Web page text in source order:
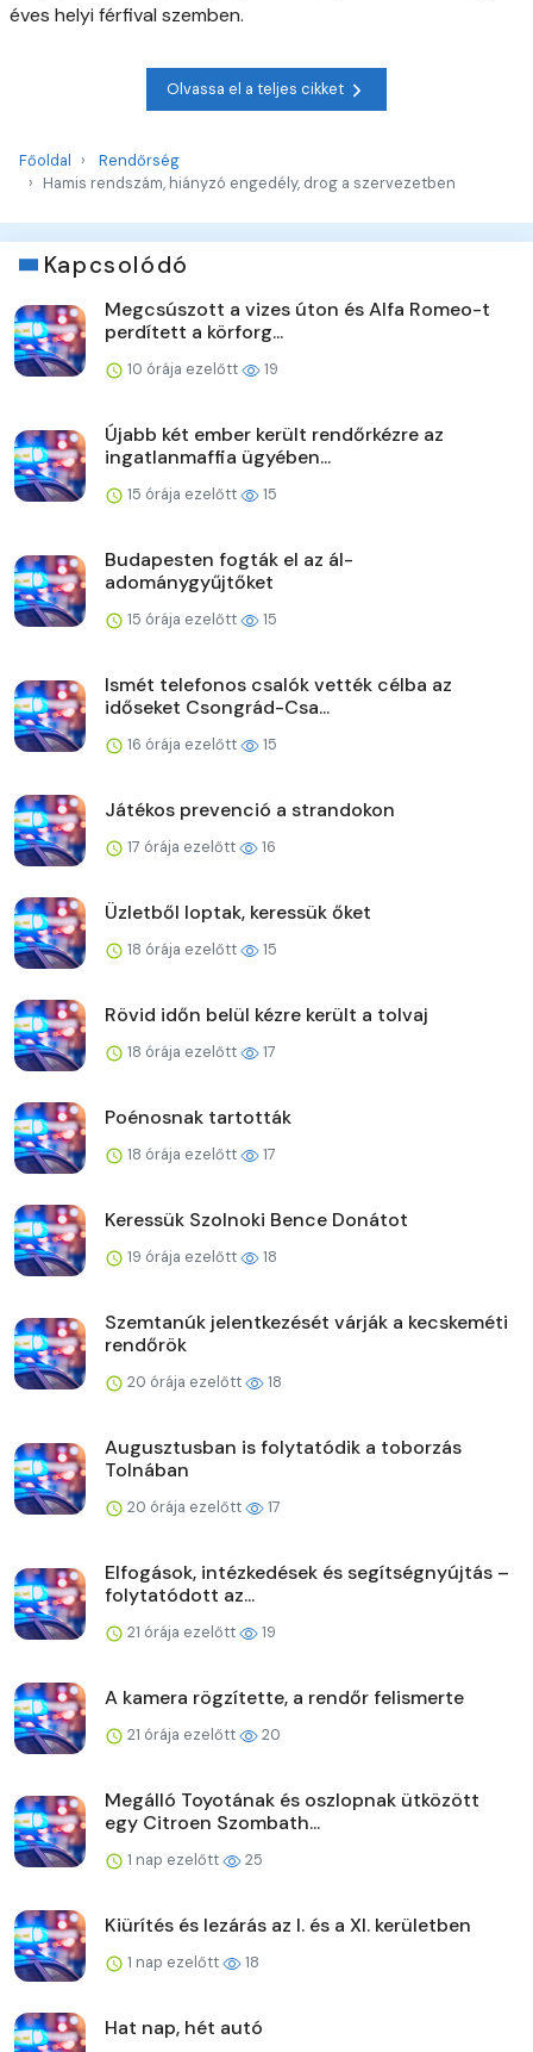
éves helyi férfival szemben.
Olvassa el a teljes cikket
Főoldal
Rendőrség
Hamis rendszám, hiányzó engedély, drog a szervezetben
Kapcsolódó
Megcsúszott a vizes úton és Alfa Romeo-t
perdített a körforg...
10 órája ezelőtt 19
Újabb két ember került rendőrkézre az
ingatlanmaffia ügyében...
15 órája ezelőtt 15
Budapesten fogták el az ál-
adománygyűjtőket
15 órája ezelőtt 15
Ismét telefonos csalók vették célba az
időseket Csongrád-Csa...
16 órája ezelőtt 15
Játékos prevenció a strandokon
17 órája ezelőtt 16
Üzletből loptak, keressük őket
18 órája ezelőtt 15
Rövid időn belül kézre került a tolvaj
18 órája ezelőtt 17
Poénosnak tartották
18 órája ezelőtt 17
Keressük Szolnoki Bence Donátot
19 órája ezelőtt 18
Szemtanúk jelentkezését várják a kecskeméti
rendőrök
20 órája ezelőtt 18
Augusztusban is folytatódik a toborzás
Tolnában
20 órája ezelőtt 17
Elfogások, intézkedések és segítségnyújtás –
folytatódott az...
21 órája ezelőtt 19
A kamera rögzítette, a rendőr felismerte
21 órája ezelőtt 20
Megálló Toyotának és oszlopnak ütközött
egy Citroen Szombath...
1 nap ezelőtt 25
Kiürítés és lezárás az I. és a XI. kerületben
1 nap ezelőtt 18
Hat nap, hét autó